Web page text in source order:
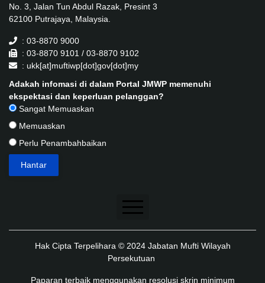
No. 3, Jalan Tun Abdul Razak, Presint 3
62100 Putrajaya, Malaysia.
: 03-8870 9000
: 03-8870 9101 / 03-8870 9102
: ukk[at]muftiwp[dot]gov[dot]my
Adakah infomasi di dalam Portal JMWP memenuhi
ekspektasi dan keperluan pelanggan?
Sangat Memuaskan
Memuaskan
Perlu Penambahbaikan
Penafian
Dasar Keselamatan
Hak Cipta Terpelihara © 2024 Jabatan Mufti Wilayah
Persekutuan
Paparan terbaik menggunakan resolusi skrin minimum